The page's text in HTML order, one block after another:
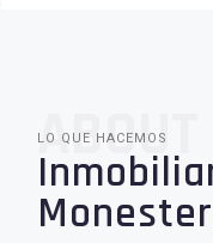
ABOUT
LO QUE HACEMOS